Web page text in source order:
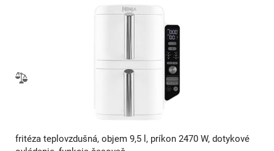
fritéza teplovzdušná, objem 9,5 l, príkon 2470 W, dotykové